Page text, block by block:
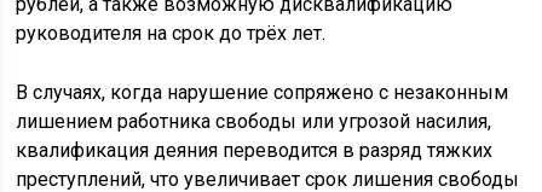
руководителя на срок до трёх лет.
В случаях, когда нарушение сопряжено с незаконным
лишением работника свободы или угрозой насилия,
квалификация деяния переводится в разряд тяжких
преступлений, что увеличивает срок лишения свободы